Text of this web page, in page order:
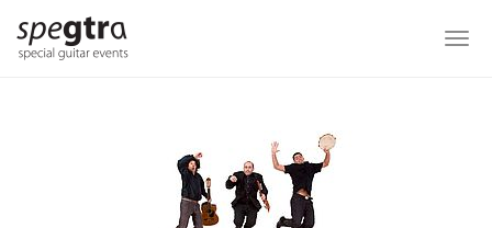
main